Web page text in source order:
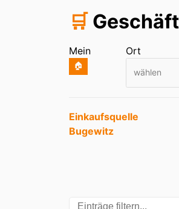
🛒
Mein
🏠
Ort
wählen
Einträge
Einkaufsquelle
Bugewitz